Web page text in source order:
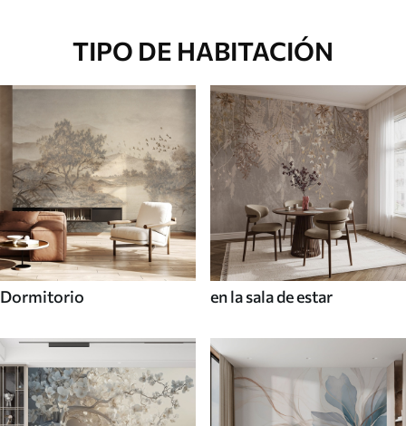
TIPO DE HABITACIÓN
Dormitorio en la sala de estar